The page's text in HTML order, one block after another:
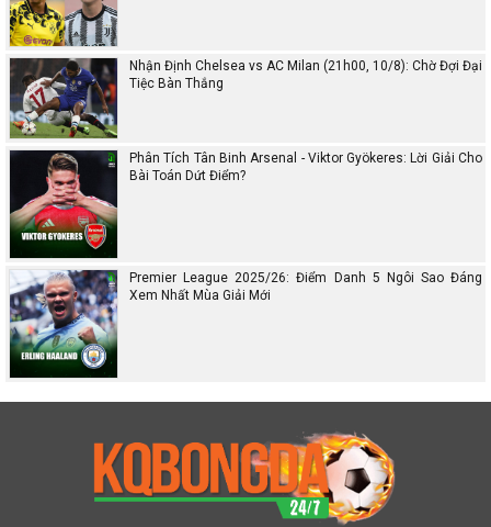
Nhận Định Chelsea vs AC Milan (21h00, 10/8): Chờ Đợi Đại
Tiệc Bàn Thắng
Phân Tích Tân Binh Arsenal - Viktor Gyökeres: Lời Giải Cho
Bài Toán Dứt Điểm?
Premier League 2025/26: Điểm Danh 5 Ngôi Sao Đáng
Xem Nhất Mùa Giải Mới